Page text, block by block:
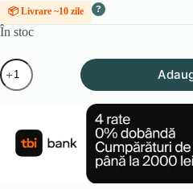
📦 Livrare ~10 zile ?
În stoc
Cantitate
Fotoliu
de
FREMONT
suport